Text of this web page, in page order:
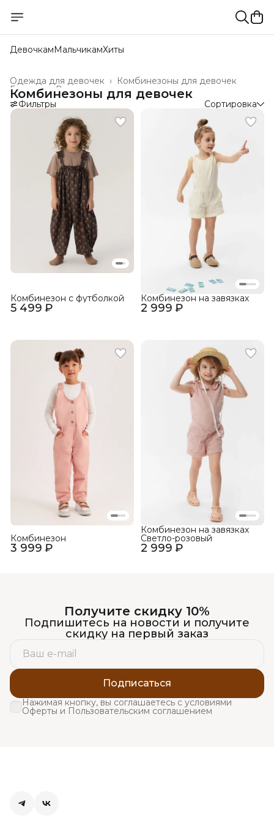
ДевочкамМальчикамХиты
Комбинезоны для девочек
Одежда для девочек ›
Все товары ›
Главная ›
Комбинезоны для девочек
Фильтры Сортировка
5 499 ₽
Комбинезон с футболкой
2 999 ₽
Комбинезон на завязках
3 999 ₽
Комбинезон
2 999 ₽
Комбинезон на завязках
Светло-розовый
Получите скидку 10%
Подпишитесь на новости и получите
скидку на первый заказ
Подписаться
Нажимая кнопку, вы соглашаетесь с условиями
Оферты и Пользовательским соглашением